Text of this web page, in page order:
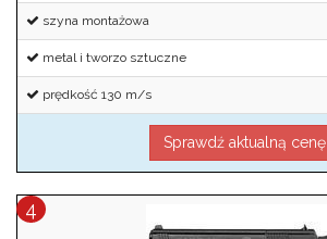
szyna montażowa
metal i tworzo sztuczne
prędkość 130 m/s
Sprawdź aktualną cenę